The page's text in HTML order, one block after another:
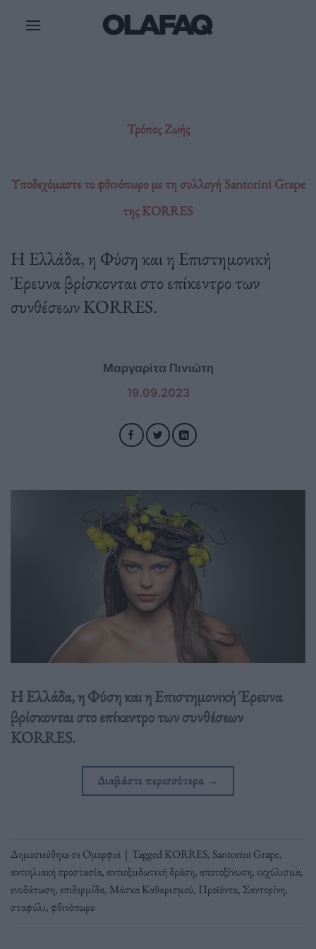
Τρόπος Ζωής
Υποδεχόμαστε το φθινόπωρο με τη συλλογή Santorini Grape
της KORRES
H Ελλάδα, η Φύση και η Επιστημονική
Έρευνα βρίσκονται στο επίκεντρο των
συνθέσεων KORRES.
Μαργαρίτα Πινιώτη
19.09.2023
H Ελλάδα, η Φύση και η Επιστημονική Έρευνα
βρίσκονται στο επίκεντρο των συνθέσεων
KORRES.
Διαβάστε περισσότερα →
Δημοσιεύθηκε σεΟμορφιά | TaggedKORRES, Santorini Grape,
αντιηλιακή προστασία,αντιοξειδωτική δράση,αποτοξίνωση, εκχύλισμα,
ενυδάτωση, επιδερμίδα, Μάσκα Καθαρισμού, Προϊόντα, Σαντορίνη,
σταφύλι,φθινόπωρο